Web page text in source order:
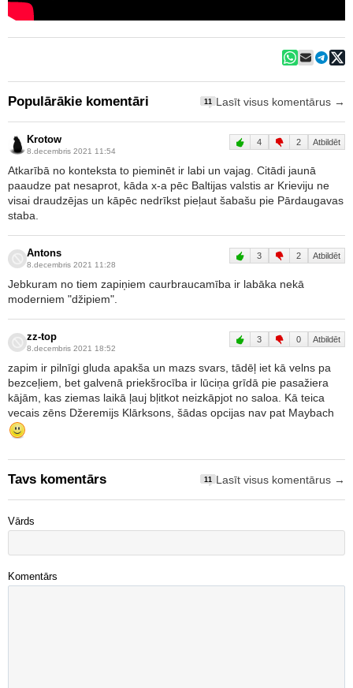
Populārākie komentāri 11 Lasīt visus komentārus →
Krotow
8.decembris 2021 11:54
4 2 Atbildēt
Atkarībā no konteksta to pieminēt ir labi un vajag. Citādi jaunā
paaudze pat nesaprot, kāda x-a pēc Baltijas valstis ar Krieviju ne
visai draudzējas un kāpēc nedrīkst pieļaut šabašu pie Pārdaugavas
staba.
Antons
8.decembris 2021 11:28
3 2 Atbildēt
Jebkuram no tiem zapiņiem caurbraucamība ir labāka nekā
moderniem "džipiem".
zz-top
8.decembris 2021 18:52
3 0 Atbildēt
zapim ir pilnīgi gluda apakša un mazs svars, tādēļ iet kā velns pa
bezceļiem, bet galvenā priekšrocība ir lūciņa grīdā pie pasažiera
kājām, kas ziemas laikā ļauj bļitkot neizkāpjot no saloa. Kā teica
vecais zēns Džeremijs Klārksons, šādas opcijas nav pat Maybach
Tavs komentārs 11 Lasīt visus komentārus →
Vārds
Komentārs